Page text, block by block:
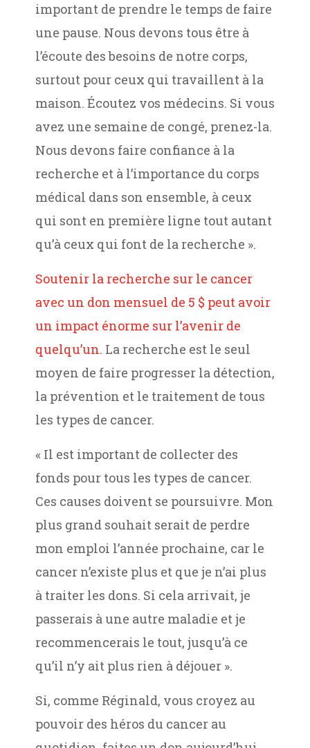
important de prendre le temps de faire
une pause. Nous devons tous être à
l’écoute des besoins de notre corps,
surtout pour ceux qui travaillent à la
maison. Écoutez vos médecins. Si vous
avez une semaine de congé, prenez-la.
Nous devons faire confiance à la
recherche et à l’importance du corps
médical dans son ensemble, à ceux
qui sont en première ligne tout autant
qu’à ceux qui font de la recherche ».
Soutenir la recherche sur le cancer
avec un don mensuel de 5 $ peut avoir
un impact énorme sur l’avenir de
quelqu’un. La recherche est le seul
moyen de faire progresser la détection,
la prévention et le traitement de tous
les types de cancer.
« Il est important de collecter des
fonds pour tous les types de cancer.
Ces causes doivent se poursuivre. Mon
plus grand souhait serait de perdre
mon emploi l’année prochaine, car le
cancer n’existe plus et que je n’ai plus
à traiter les dons. Si cela arrivait, je
passerais à une autre maladie et je
recommencerais le tout, jusqu’à ce
qu’il n’y ait plus rien à déjouer ».
Si, comme Réginald, vous croyez au
pouvoir des héros du cancer au